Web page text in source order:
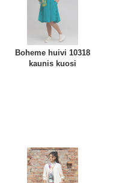
Boheme huivi 10318
kaunis kuosi